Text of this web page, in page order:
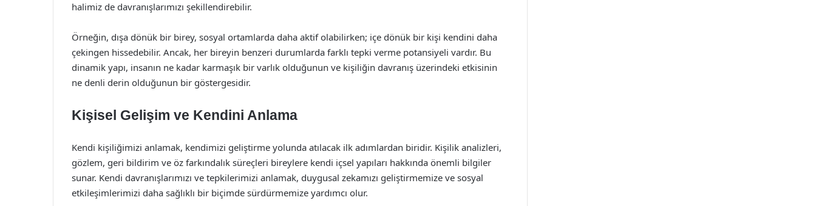
halimiz de davranışlarımızı şekillendirebilir.
Örneğin, dışa dönük bir birey, sosyal ortamlarda daha aktif olabilirken; içe dönük bir kişi kendini daha
çekingen hissedebilir. Ancak, her bireyin benzeri durumlarda farklı tepki verme potansiyeli vardır. Bu
dinamik yapı, insanın ne kadar karmaşık bir varlık olduğunun ve kişiliğin davranış üzerindeki etkisinin
ne denli derin olduğunun bir göstergesidir.
Kişisel Gelişim ve Kendini Anlama
Kendi kişiliğimizi anlamak, kendimizi geliştirme yolunda atılacak ilk adımlardan biridir. Kişilik analizleri,
gözlem, geri bildirim ve öz farkındalık süreçleri bireylere kendi içsel yapıları hakkında önemli bilgiler
sunar. Kendi davranışlarımızı ve tepkilerimizi anlamak, duygusal zekamızı geliştirmemize ve sosyal
etkileşimlerimizi daha sağlıklı bir biçimde sürdürmemize yardımcı olur.